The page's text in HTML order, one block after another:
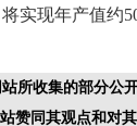
实现年产值约
所收集的部分公
赞同其观点和对